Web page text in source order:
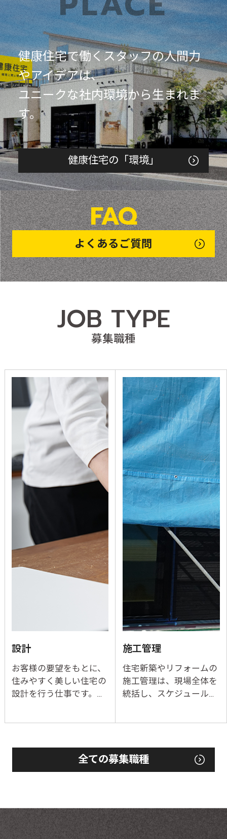
健康住宅で働くスタッフの人間力
やアイデアは、
ユニークな社内環境から生まれま
す。
健康住宅の「環境」
FAQ
よくあるご質問
JOB TYPE
募集職種
設計
お客様の要望をもとに、
住みやすく美しい住宅の
設計を行う仕事です。建
を作成し、構造や設備面
でも専門的な知識を活か
して、安全で快適な空間
携を通じて、設計が現実
施工管理
住宅新築やリフォームの
施工管理は、現場全体を
統括し、スケジュールや
を手配・指揮し、予算管
理や品質チェックを行
い、完成まで責任を持っ
やりとりによって要望を
全ての募集職種